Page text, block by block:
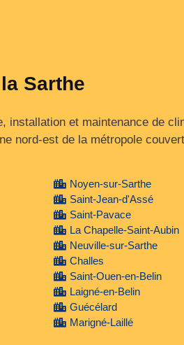
Sarthe
installation et maintenance de
nord‑est de la métropole
Noyen-sur-Sarthe
Saint-Jean-d'Assé
Saint-Pavace
La Chapelle-Saint-Aubin
Neuville-sur-Sarthe
Challes
Saint-Ouen-en-Belin
Laigné-en-Belin
Guécélard
Marigné-Laillé